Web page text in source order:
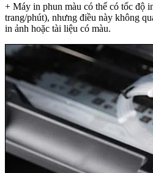
+ Máy in phun màu có thể có tốc độ
trang/phút), nhưng điều này không
in ảnh hoặc tài liệu có màu.